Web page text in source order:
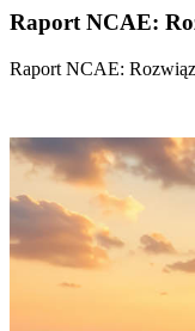
Raport NCAE:
Raport NCAE: